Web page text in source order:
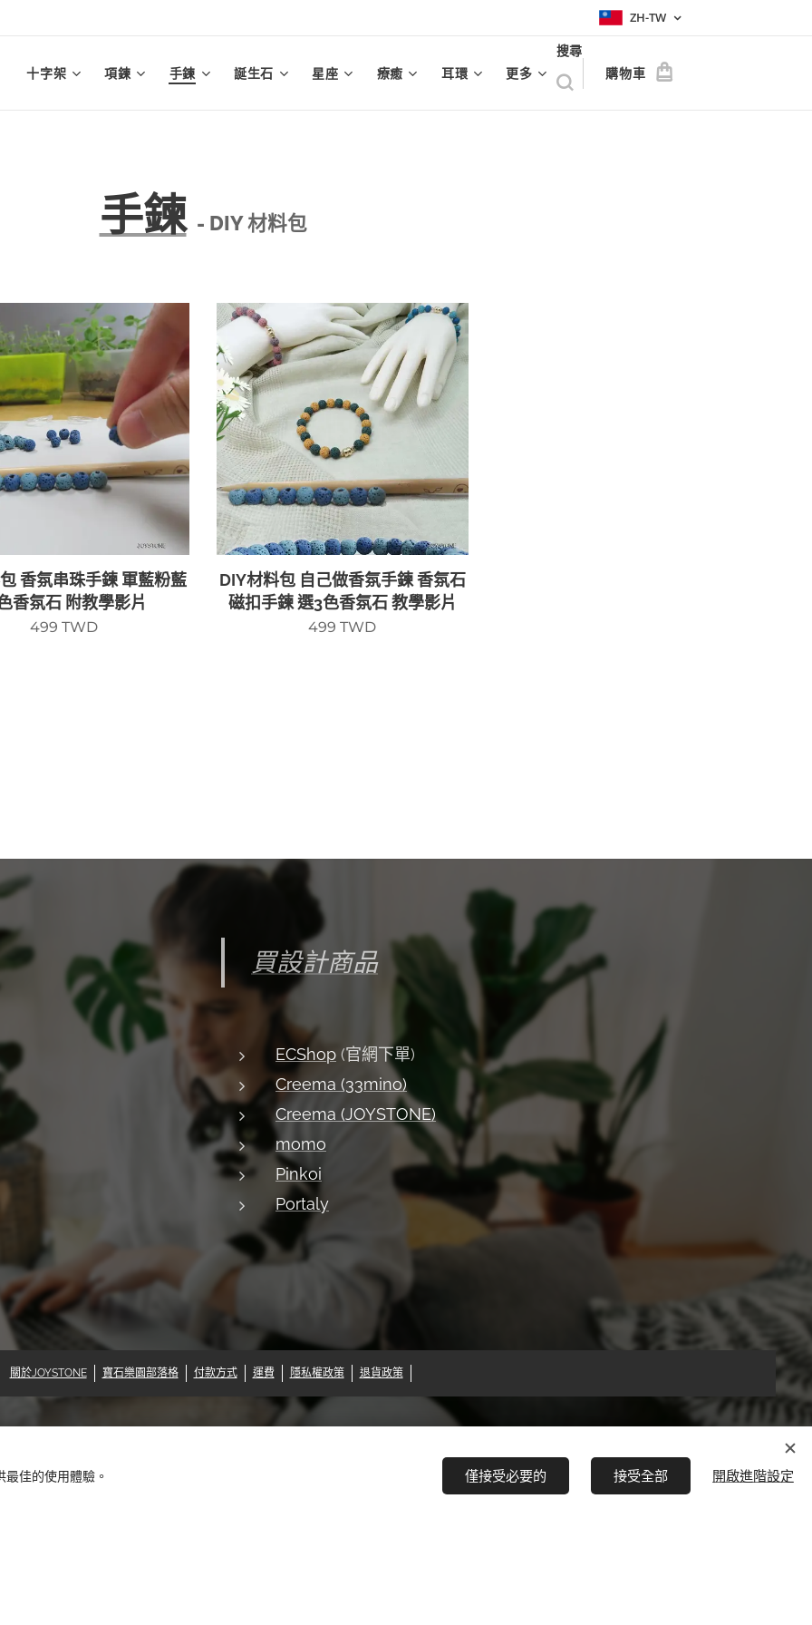
ZH-TW
十字架 項鍊 手鍊 誕生石 星座 療癒 耳環 更多
搜尋
購物車
手鍊 - DIY 材料包
香氛串珠手鍊 軍藍粉藍
香氛石 附教學影片
499 TWD
DIY材料包 自己做香氛手鍊 香氛石
磁扣手鍊 選3色香氛石 教學影片
499 TWD
買設計商品
ECShop (官網下單)
Creema (33mino)
Creema (JOYSTONE)
momo
Pinkoi
Portaly
關於JOYSTONE 寶石樂園部落格 付款方式 運費 隱私權政策 退貨政策
語言 中文 (繁體)
佳的使用體驗。 僅接受必要的 接受全部 開啟進階設定